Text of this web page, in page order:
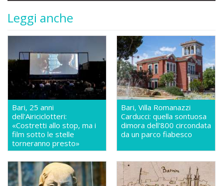
Leggi anche
Bari, 25 anni
dell'Airiciclotteri:
«Costretti allo stop, ma i
film sotto le stelle
torneranno presto»
Bari, Villa Romanazzi
Carducci: quella sontuosa
dimora dell'800 circondata
da un parco fiabesco